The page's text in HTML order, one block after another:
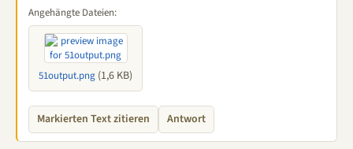
Angehängte Dateien:
51output.png (1,6 KB)
Markierten Text zitieren Antwort